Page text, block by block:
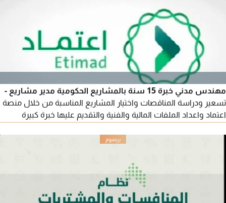
مهندس مدني خبرة 15 سنة بالمشاريع الحكومية مدير مشاريع -
تسعير ودراسة المناقصات واختيار المشاريع المناسبة من خلال منصة
اعتماد واعداد الملفات المالية والفنية والتقديم عليها خبرة كبيرة
(الرجاء التواصل فقط للشركات ذات القدرة ولديها المتطلبات